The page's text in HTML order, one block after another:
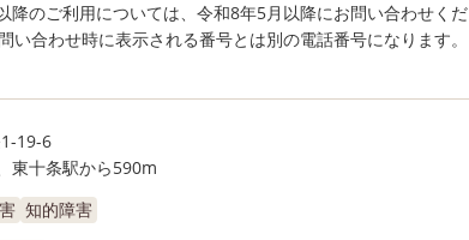
降のご利用については、令和8年5月以降にお問い合わせくだ
い合わせ時に表示される番号とは別の電話番号になります。
19-6
東十条駅から590m
知的障害